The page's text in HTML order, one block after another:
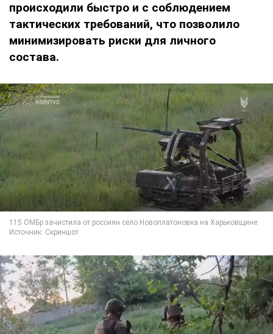
происходили быстро и с соблюдением
тактических требований, что позволило
минимизировать риски для личного
состава.